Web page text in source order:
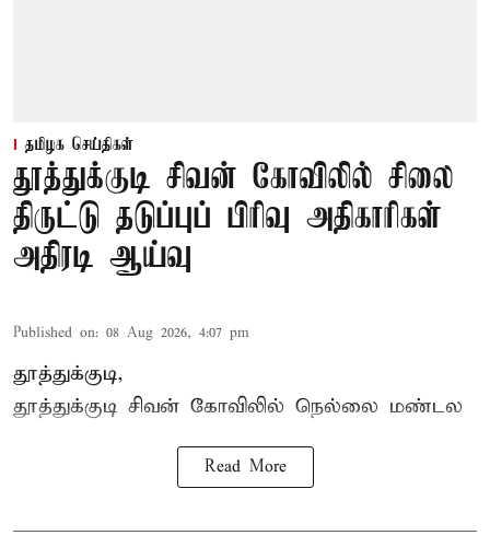
தமிழக செய்திகள்
தூத்துக்குடி சிவன் கோவிலில் சிலை
திருட்டு தடுப்புப் பிரிவு அதிகாரிகள்
அதிரடி ஆய்வு
Published on: 08 Aug 2026, 4:07 pm
தூத்துக்குடி,
தூத்துக்குடி சிவன் கோவிலில் நெல்லை மண்டல
Read More